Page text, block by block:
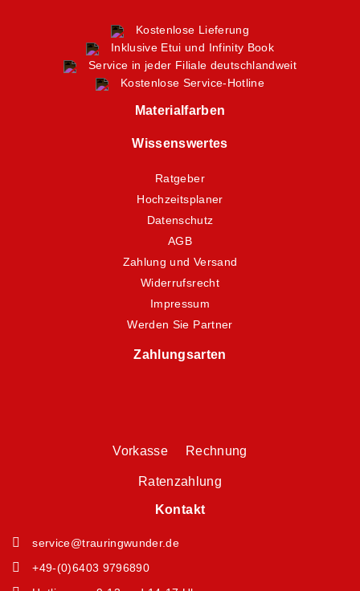
Kostenlose Lieferung
Inklusive Etui und Infinity Book
Service in jeder Filiale deutschlandweit
Kostenlose Service-Hotline
Materialfarben
Wissenswertes
Ratgeber
Hochzeitsplaner
Datenschutz
AGB
Zahlung und Versand
Widerrufsrecht
Impressum
Werden Sie Partner
Zahlungsarten
Vorkasse Rechnung
Ratenzahlung
Kontakt
service@trauringwunder.de
+49-(0)6403 9796890